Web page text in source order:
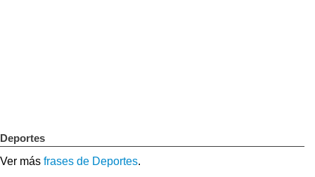
Deportes
Ver más frases de Deportes.